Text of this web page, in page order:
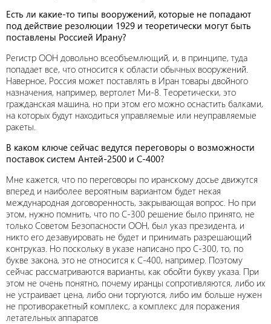
Есть ли какие-то типы вооружений, которые не попадают
под действие резолюции 1929 и теоретически могут быть
поставлены Россией Ирану?
Регистр ООН довольно всеобъемлющий, и, в принципе, туда
попадает все, что относится к области обычных вооружений.
Наверное, Россия может поставлять в Иран товары двойного
назначения, например, вертолет Ми-8. Теоретически, это
гражданская машина, но при этом его можно оснастить балками,
на которых будут находиться управляемые или неуправляемые
ракеты.
В каком ключе сейчас ведутся переговоры о возможности
поставок систем Антей-2500 и С-400?
Мне кажется, что по переговоры по иранскому досье движутся
вперед и наиболее вероятным вариантом будет некая
международная договоренность, закрывающая вопрос. Но при
этом, нужно помнить, что по С-300 решение было принято, не
только Советом Безопасности ООН, был указ президента, и
никто его дезавуировать не будет и принимать разрешающий
контруказ. Но поскольку в указе написано про С-300, то, по
букве закона, это не относится к С-400, например. Поэтому
сейчас рассматриваются варианты, как обойти букву указа. При
этом не очень понятно, почему иранцы сопротивляются, либо их
не устраивает цена, либо они торгуются, либо им больше нужен
не противоракетный комплекс, а комплекс для поражения
летательных аппаратов